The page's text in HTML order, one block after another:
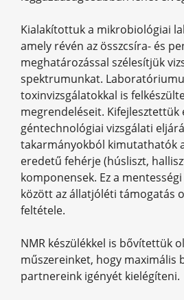
Kialakítottuk a mikrobiológiai
amely révén az összcsíra- és
meghatározással szélesítjük
spektrumunkat.
toxinvizsgálatokkal is
megrendeléseit. Kifejlesztettük
géntechnológiai vizsgálati
takarmányokból kimutathatók
eredetű fehérje (húsliszt,
komponensek. Ez a
között az állatjóléti támogatás
feltétele.
NMR készülékkel is bővítettük
műszereinket, hogy maximális
partnereink igényét kielégíteni.